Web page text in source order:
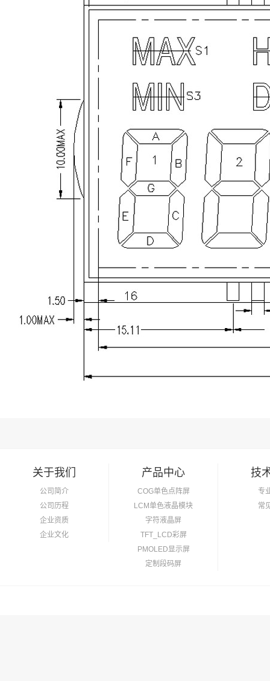
关于我们
公司简介
公司历程
企业资质
企业文化
产品中心
COG单色点阵屏
LCM单色液晶模块
字符液晶屏
TFT_LCD彩屏
PMOLED显示屏
定制段码屏
技
专
常